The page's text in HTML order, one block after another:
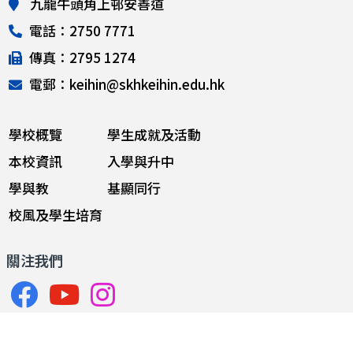
電話：2750 7771
傳真：2795 1274
電郵：keihin@skhkeihin.edu.hk
學校概覽
本校資訊
學與教
校風及學生培育
學生成就及活動
入學與升中
基顯同行
關注我們